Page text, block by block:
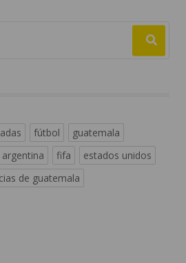
fútbol
guatemala
argentina fifa
estados unidos
de guatemala